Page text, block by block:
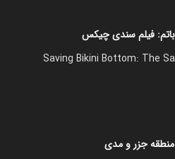
فیلم سندی چیکس
Saving Bikini Bottom: The
جزر و مدی